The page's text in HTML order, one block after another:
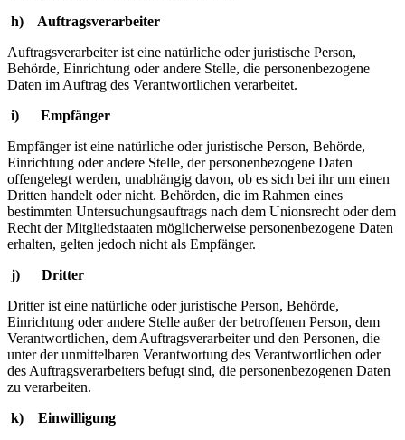
h) Auftragsverarbeiter
Auftragsverarbeiter ist eine natürliche oder juristische Person,
Behörde, Einrichtung oder andere Stelle, die personenbezogene
Daten im Auftrag des Verantwortlichen verarbeitet.
i) Empfänger
Empfänger ist eine natürliche oder juristische Person, Behörde,
Einrichtung oder andere Stelle, der personenbezogene Daten
offengelegt werden, unabhängig davon, ob es sich bei ihr um einen
Dritten handelt oder nicht. Behörden, die im Rahmen eines
bestimmten Untersuchungsauftrags nach dem Unionsrecht oder dem
Recht der Mitgliedstaaten möglicherweise personenbezogene Daten
erhalten, gelten jedoch nicht als Empfänger.
j) Dritter
Dritter ist eine natürliche oder juristische Person, Behörde,
Einrichtung oder andere Stelle außer der betroffenen Person, dem
Verantwortlichen, dem Auftragsverarbeiter und den Personen, die
unter der unmittelbaren Verantwortung des Verantwortlichen oder
des Auftragsverarbeiters befugt sind, die personenbezogenen Daten
zu verarbeiten.
k) Einwilligung